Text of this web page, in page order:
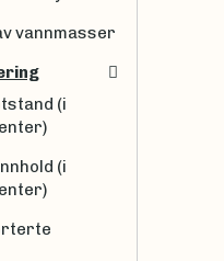
vannmasser
(i
(i